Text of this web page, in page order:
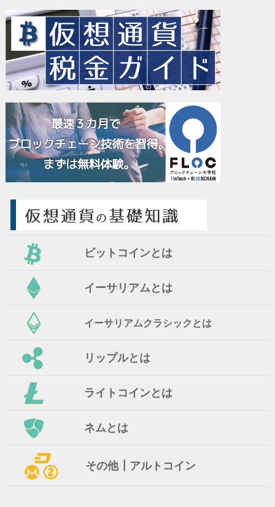
ビットコインとは
イーサリアムとは
イーサリアムクラシックとは
リップルとは
ライトコインとは
ネムとは
その他┃アルトコイン